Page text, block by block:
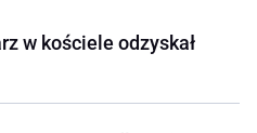
w kościele odzyskał